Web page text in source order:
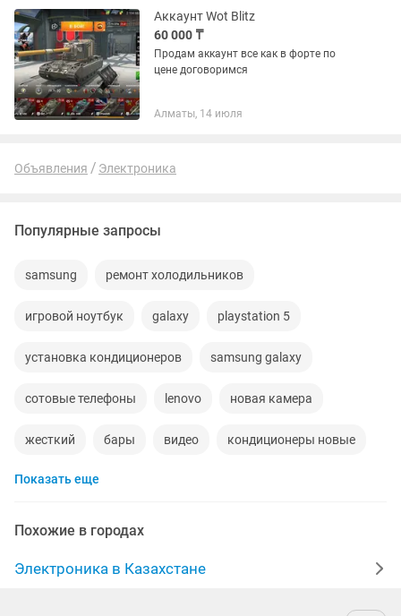
Аккаунт Wot Blitz
60 000 ₸
Продам аккаунт все как в форте по
цене договоримся
Алматы, 14 июля
Объявления Электроника
Популярные запросы
samsung ремонт холодильников
игровой ноутбук galaxy playstation 5
установка кондиционеров samsung galaxy
сотовые телефоны lenovo новая камера
жесткий бары видео кондиционеры новые
ноутбук hp
ssd диск леново газе
Показать еще
Похожие в городах
Электроника в Казахстане